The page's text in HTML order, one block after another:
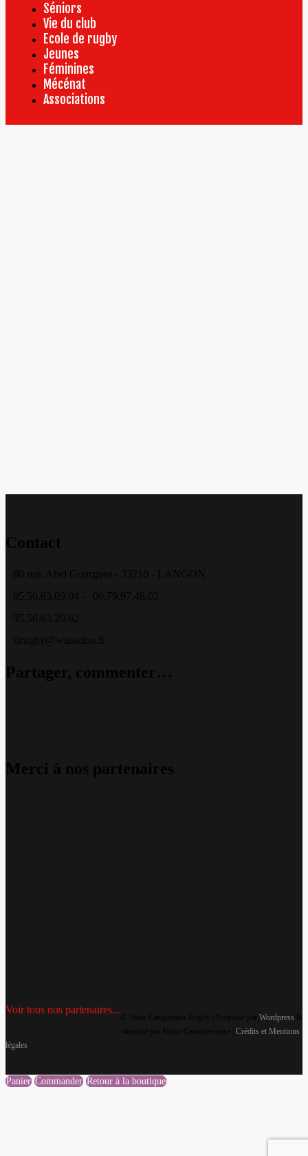
Séniors
Vie du club
Ecole de rugby
Jeunes
Féminines
Mécénat
Associations
Voir tous nos partenaires...
Wordpress
Crédits et Mentions
légales
Panier Commander Retour à la boutique